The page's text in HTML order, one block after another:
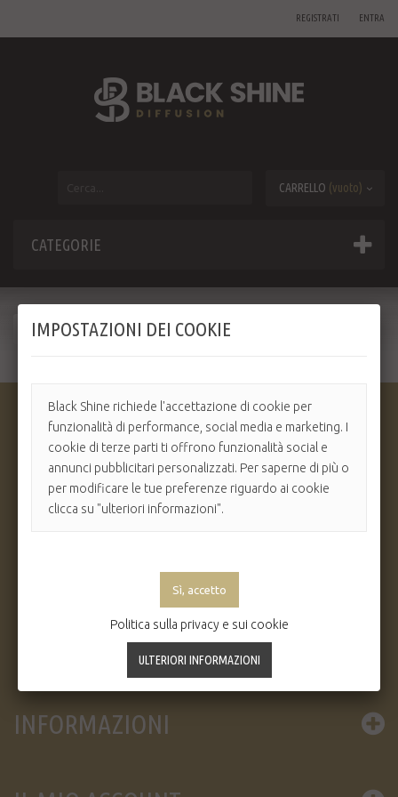
ENTRA
REGISTRATI
CARRELLO (vuoto)
CATEGORIE
via Pietro Cimatti, 34/36
47122 - Forlì (FC)
Telefono: 0543 782330
INFORMAZIONI
IMPOSTAZIONI DEI COOKIE
Black Shine richiede l'accettazione di cookie per
funzionalità di performance, social media e marketing. I
cookie di terze parti ti offrono funzionalità social e
annunci pubblicitari personalizzati. Per saperne di più o
per modificare le tue preferenze riguardo ai cookie
clicca su "ulteriori informazioni".
Politica sulla privacy e sui cookie